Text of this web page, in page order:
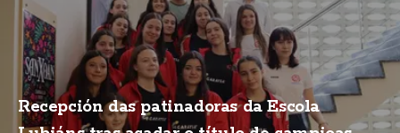
Recepción das patinadoras da Escola